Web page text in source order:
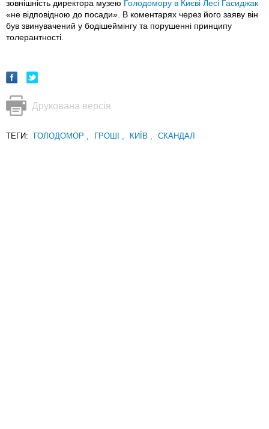
зовнішність директора музею Голодомору в Києві Лесі Гасиджак
«не відповідною до посади». В коментарях через його заяву він
був звинувачений у бодішеймінгу та порушенні принципу
толерантності.
Друкована версія
ТЕГИ: ГОЛОДОМОР , ГРОШІ , КИЇВ , СКАНДАЛ